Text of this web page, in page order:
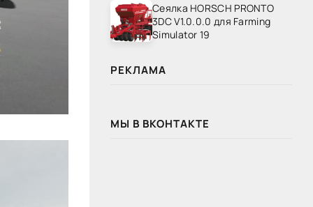
Сеялка HORSCH PRONTO
3DC V1.0.0.0 для Farming
Simulator 19
РЕКЛАМА
МЫ В ВКОНТАКТЕ